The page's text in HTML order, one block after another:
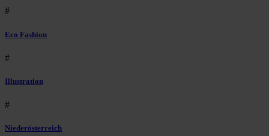
#
Eco Fashion
#
Illustration
#
Niederösterreich